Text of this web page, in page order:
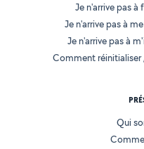
Je n'arrive pas
Je n'arrive pas à
Je n'arrive pas à
Comment
Qui